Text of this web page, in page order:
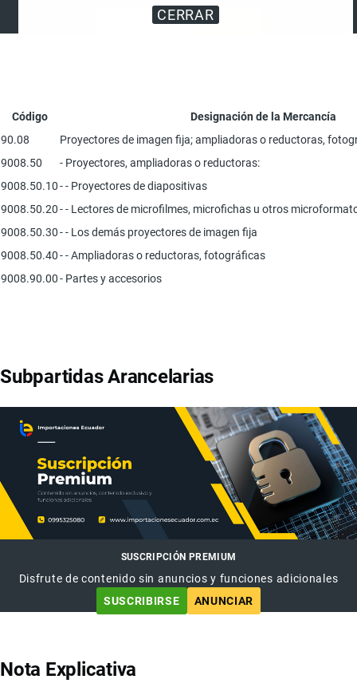
CERRAR
SUSCRIBIRSE
ANUNCIAR
Código
Designación de la Mercancía
90.08
Proyectores de imagen fija; ampliadoras o reductoras,
9008.50
- Proyectores, ampliadoras o reductoras:
9008.50.10- - Proyectores de diapositivas
9008.50.20- - Lectores de microfilmes, microfichas u otros
9008.50.30- - Los demás proyectores de imagen fija
9008.50.40- - Ampliadoras o reductoras, fotográficas
9008.90.00- Partes y accesorios
Subpartidas Arancelarias
SUSCRIPCIÓN PREMIUM
Disfrute de contenido sin anuncios y funciones adicionales
SUSCRIBIRSE
ANUNCIAR
Nota Explicativa